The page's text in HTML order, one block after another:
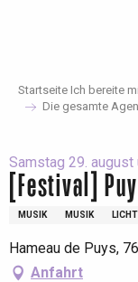
Startseite Ich bereite
Die gesamte
Samstag 29. august
[Festival]
MUSIK MUSIK
Hameau de Puys,
Anfahrt